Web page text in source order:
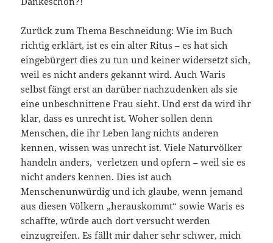
Zurück zum Thema Beschneidung: Wie im Buch
richtig erklärt, ist es ein alter Ritus – es hat sich
eingebürgert dies zu tun und keiner widersetzt sich,
weil es nicht anders gekannt wird. Auch Waris
selbst fängt erst an darüber nachzudenken als sie
eine unbeschnittene Frau sieht. Und erst da wird ihr
klar, dass es unrecht ist. Woher sollen denn
Menschen, die ihr Leben lang nichts anderen
kennen, wissen was unrecht ist. Viele Naturvölker
handeln anders, verletzen und opfern – weil sie es
nicht anders kennen. Dies ist auch
Menschenunwürdig und ich glaube, wenn jemand
aus diesen Völkern „herauskommt“ sowie Waris es
schaffte, würde auch dort versucht werden
einzugreifen. Es fällt mir daher sehr schwer, mich